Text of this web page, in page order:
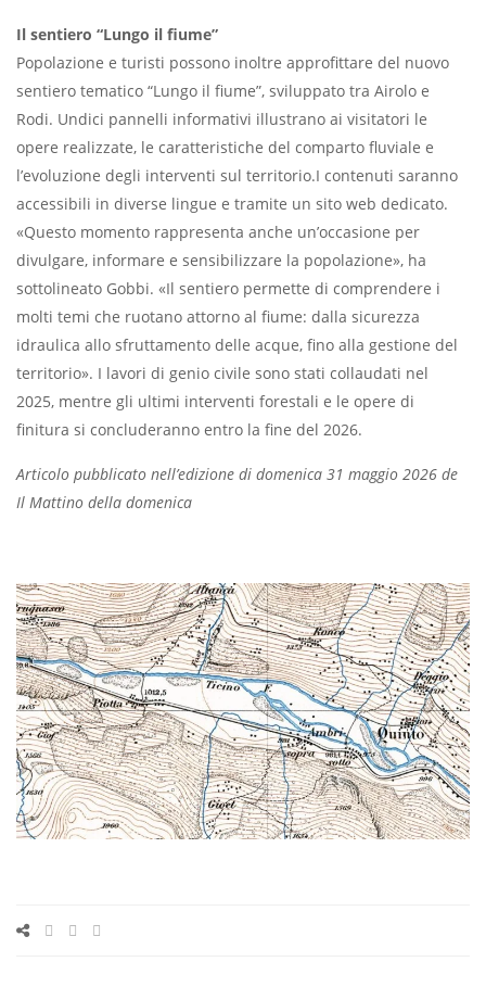
Il sentiero “Lungo il fiume”
Popolazione e turisti possono inoltre approfittare del nuovo
sentiero tematico “Lungo il fiume”, sviluppato tra Airolo e
Rodi. Undici pannelli informativi illustrano ai visitatori le
opere realizzate, le caratteristiche del comparto fluviale e
l’evoluzione degli interventi sul territorio.I contenuti saranno
accessibili in diverse lingue e tramite un sito web dedicato.
«Questo momento rappresenta anche un’occasione per
divulgare, informare e sensibilizzare la popolazione», ha
sottolineato Gobbi. «Il sentiero permette di comprendere i
molti temi che ruotano attorno al fiume: dalla sicurezza
idraulica allo sfruttamento delle acque, fino alla gestione del
territorio». I lavori di genio civile sono stati collaudati nel
2025, mentre gli ultimi interventi forestali e le opere di
finitura si concluderanno entro la fine del 2026.
Articolo pubblicato nell’edizione di domenica 31 maggio 2026 de
Il Mattino della domenica